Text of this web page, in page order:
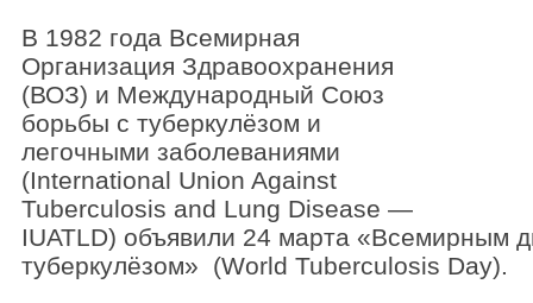
В 1982 года Всемирная
Организация Здравоохранения
(ВОЗ) и Международный Союз
борьбы с туберкулёзом и
легочными заболеваниями
(International Union Against
Tuberculosis and Lung Disease —
IUATLD) объявили 24 марта «Всемирным
туберкулёзом» (World Tuberculosis Day).